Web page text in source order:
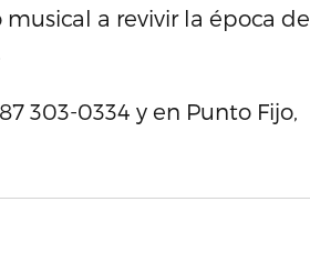
a revivir la época de
303-0334 y en Punto Fijo,